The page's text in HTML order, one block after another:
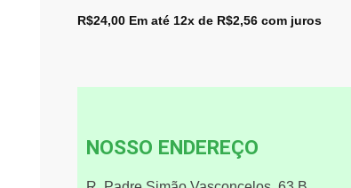
R$24,00 Em até 12x de R$2,56 com juros
NOSSO ENDEREÇO